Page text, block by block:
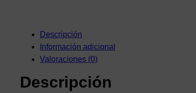
Descripción
Información adicional
Valoraciones (0)
Descripción